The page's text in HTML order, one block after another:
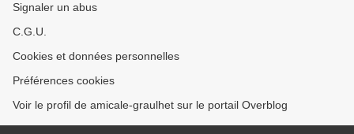
Signaler un abus
C.G.U.
Cookies et données personnelles
Préférences cookies
Voir le profil de amicale-graulhet sur le portail Overblog